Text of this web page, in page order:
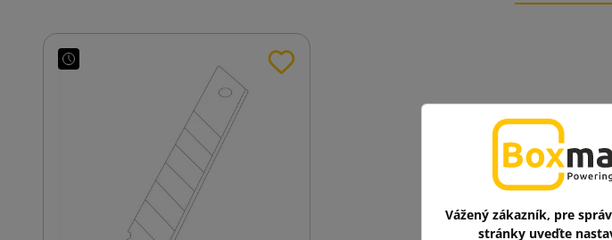
Vážený zákazník, pre
stránky uveďte